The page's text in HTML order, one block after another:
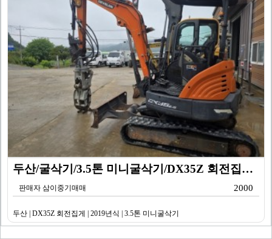
두산/굴삭기/3.5톤 미니굴삭기/DX35Z 회전집게/2…
판매자 삼이중기매매 2000
두산 | DX35Z 회전집게 | 2019년식 | 3.5톤 미니굴삭기